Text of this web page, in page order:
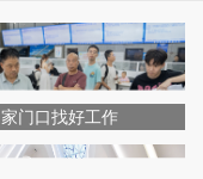
家门口找好工作